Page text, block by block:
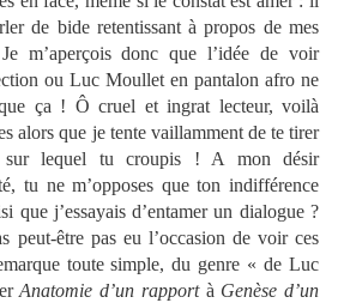
de bide retentissant à propos de mes
m’aperçois donc que l’idée de voir
ou Luc Moullet en pantalon afro ne
ça ! Ô cruel et ingrat lecteur, voilà
alors que je tente vaillamment de te tirer
sur lequel tu croupis ! A mon désir
tu ne m’opposes que ton indifférence
que j’essayais d’entamer un dialogue ?
peut-être pas eu l’occasion de voir ces
toute simple, du genre « de Luc
Anatomie d’un rapportà Genèse d’un